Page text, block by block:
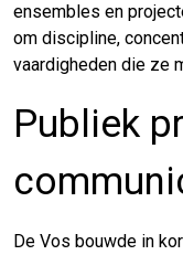
ensembles en
om discipline,
vaardigheden die ze
Publiek
De Vos bouwde in